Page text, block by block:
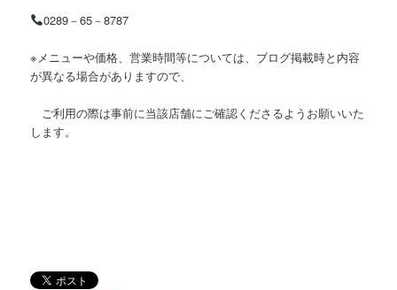
0289－65－8787
※メニューや価格、営業時間等については、ブログ掲載時と内容
が異なる場合がありますので、
ご利用の際は事前に当該店舗にご確認くださるようお願いいた
します。